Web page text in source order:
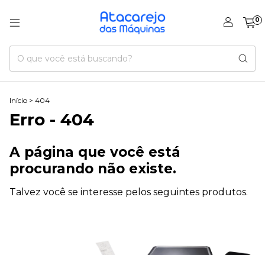
0
Início > 404
Erro - 404
A página que você está
procurando não existe.
Talvez você se interesse pelos seguintes produtos.